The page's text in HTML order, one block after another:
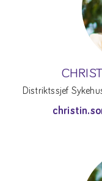
Distriktssjef